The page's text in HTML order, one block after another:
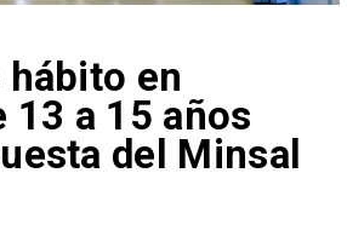
en
13 a 15 años
del Minsal